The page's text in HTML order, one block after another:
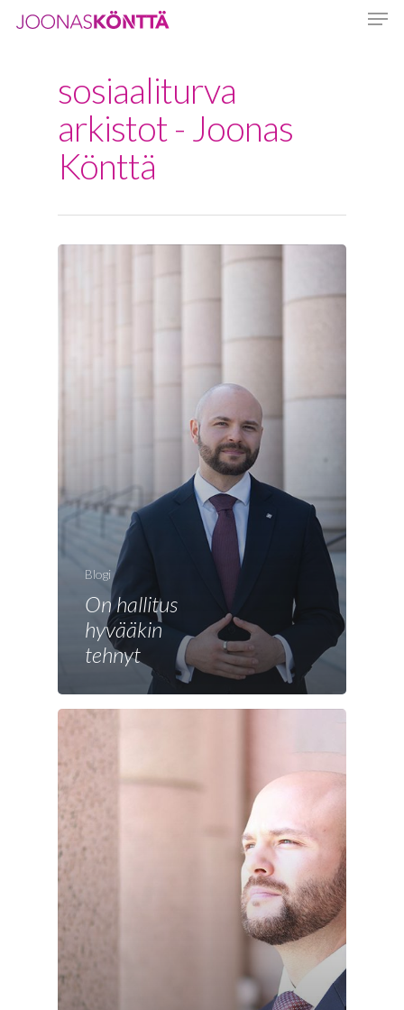
Hit enter to search or ESC to close
sosiaaliturva
arkistot - Joonas
Könttä
Blogi
On hallitus
hyvääkin
tehnyt
Etusivu
Joonas
Blogi
Osallistu
EN